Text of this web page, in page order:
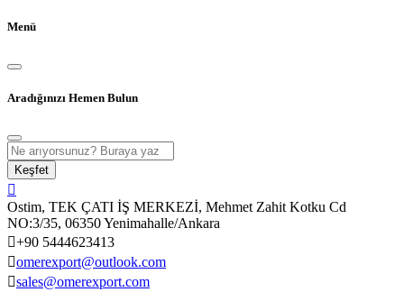
Menü
Aradığınızı Hemen Bulun
Keşfet
Ostim, TEK ÇATI İŞ MERKEZİ, Mehmet Zahit Kotku Cd
NO:3/35, 06350 Yenimahalle/Ankara
+90 5444623413
omerexport@outlook.com
sales@omerexport.com